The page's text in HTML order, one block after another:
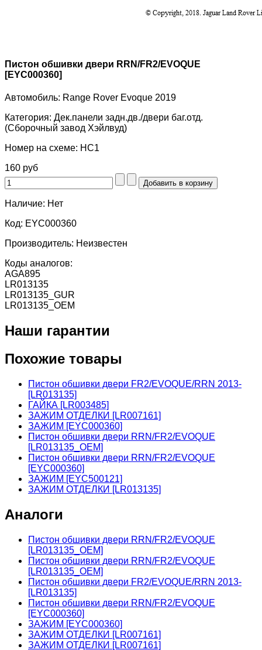
Пистон обшивки двери RRN/FR2/EVOQUE
[EYC000360]
Автомобиль: Range Rover Evoque 2019
Категория: Дек.панели задн.дв./двери баг.отд.
(Сборочный завод Хэйлвуд)
Номер на схеме: HC1
160 руб
Наличие: Нет
Код: EYC000360
Производитель: Неизвестен
Коды аналогов:
AGA895
LR013135
LR013135_GUR
LR013135_OEM
Наши гарантии
Похожие товары
Пистон обшивки двери FR2/EVOQUE/RRN 2013-
[LR013135]
ГАЙКА [LR003485]
ЗАЖИМ ОТДЕЛКИ [LR007161]
ЗАЖИМ [EYC000360]
Пистон обшивки двери RRN/FR2/EVOQUE
[LR013135_OEM]
Пистон обшивки двери RRN/FR2/EVOQUE
[EYC000360]
ЗАЖИМ [EYC500121]
ЗАЖИМ ОТДЕЛКИ [LR013135]
Аналоги
Пистон обшивки двери RRN/FR2/EVOQUE
[LR013135_OEM]
Пистон обшивки двери RRN/FR2/EVOQUE
[LR013135_OEM]
Пистон обшивки двери FR2/EVOQUE/RRN 2013-
[LR013135]
Пистон обшивки двери RRN/FR2/EVOQUE
[EYC000360]
ЗАЖИМ [EYC000360]
ЗАЖИМ ОТДЕЛКИ [LR007161]
ЗАЖИМ ОТДЕЛКИ [LR007161]